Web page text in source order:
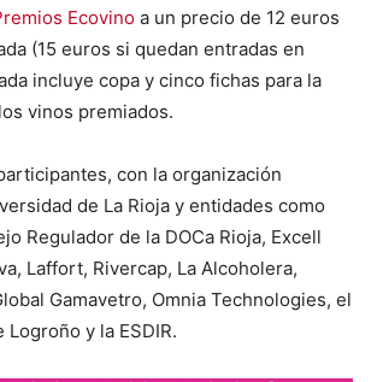
Ecovino a un precio de 12 euros
(15 euros si quedan entradas en
incluye copa y cinco fichas para la
vinos premiados.
con la organización
de La Rioja y entidades como
Regulador de la DOCa Rioja, Excell
Laffort, Rivercap, La Alcoholera,
Gamavetro, Omnia Technologies, el
y la ESDIR.